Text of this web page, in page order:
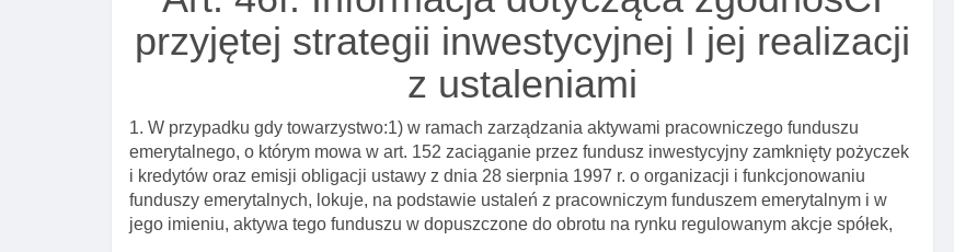
przyjętej strategii inwestycyjnej I jej realizacji
z ustaleniami
1. W przypadku gdy towarzystwo:1) w ramach zarządzania aktywami pracowniczego funduszu
emerytalnego, o którym mowa w art. 152 zaciąganie przez fundusz inwestycyjny zamknięty pożyczek
i kredytów oraz emisji obligacji ustawy z dnia 28 sierpnia 1997 r. o organizacji i funkcjonowaniu
funduszy emerytalnych, lokuje, na podstawie ustaleń z pracowniczym funduszem emerytalnym i w
jego imieniu, aktywa tego funduszu w dopuszczone do obrotu na rynku regulowanym akcje spółek,